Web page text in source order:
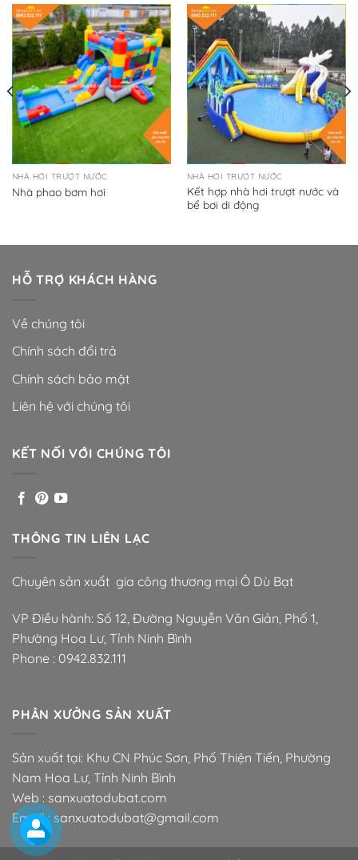
NHÀ HƠI TRƯỢT NƯỚC
Nhà phao bơm hơi
NHÀ HƠI TRƯỢT NƯỚC
Kết hợp nhà hơi trượt nước và
bể bơi di động
HỖ TRỢ KHÁCH HÀNG
Về chúng tôi
Chính sách đổi trả
Chính sách bảo mật
Liên hệ với chúng tôi
KẾT NỐI VỚI CHÚNG TÔI
THÔNG TIN LIÊN LẠC
Chuyên sản xuất gia công thương mại Ô Dù Bạt
VP Điều hành: Số 12, Đường Nguyễn Văn Giản, Phố 1,
Phường Hoa Lư, Tỉnh Ninh Bình
Phone : 0942.832.111
PHÂN XƯỞNG SẢN XUẤT
Sản xuất tại: Khu CN Phúc Sơn, Phố Thiện Tiến, Phường
Nam Hoa Lư, Tỉnh Ninh Bình
Web : sanxuatodubat.com
Email : sanxuatodubat@gmail.com